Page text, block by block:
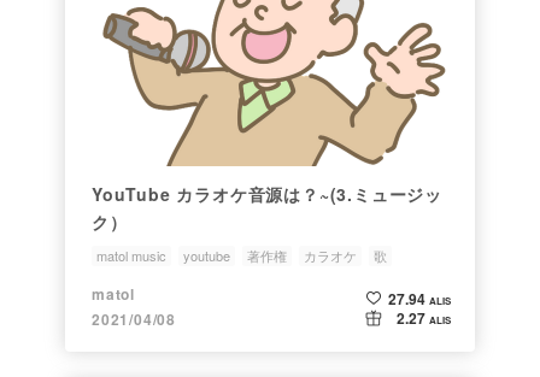
YouTube カラオケ音源は？~(3.ミュージッ
ク）
matol music youtube 著作権 カラオケ 歌
matol
2021/04/08
27.94 ALIS
2.27 ALIS